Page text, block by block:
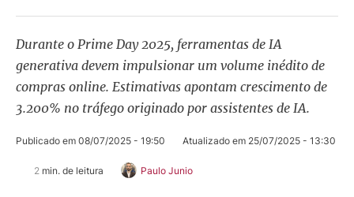
Durante o Prime Day 2025, ferramentas de IA
generativa devem impulsionar um volume inédito de
compras online. Estimativas apontam crescimento de
3.200% no tráfego originado por assistentes de IA.
Publicado em 08/07/2025 - 19:50 Atualizado em 25/07/2025 - 13:30
2 min. de leitura Paulo Junio